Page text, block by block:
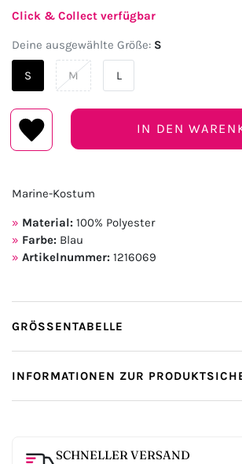
Click & Collect verfügbar
Deine ausgewählte Größe: S
S M L
IN DEN
Marine-Kostum
Material: 100% Polyester
Farbe: Blau
Artikelnummer: 1216069
GRÖSSENTABELLE
INFORMATIONEN ZUR
SCHNELLER VERSAND